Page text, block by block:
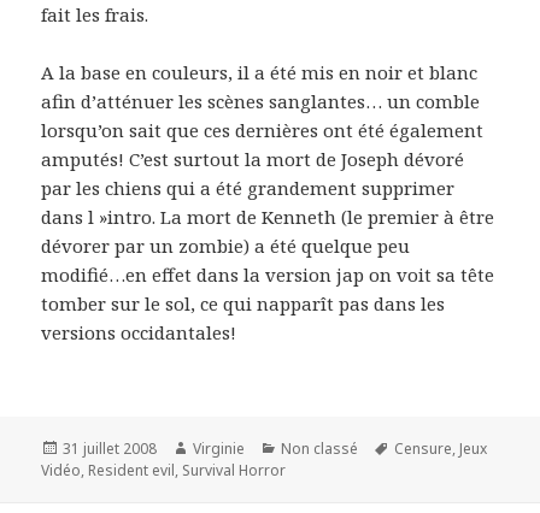
fait les frais.
A la base en couleurs, il a été mis en noir et blanc
afin d’atténuer les scènes sanglantes… un comble
lorsqu’on sait que ces dernières ont été également
amputés! C’est surtout la mort de Joseph dévoré
par les chiens qui a été grandement supprimer
dans l »intro. La mort de Kenneth (le premier à être
dévorer par un zombie) a été quelque peu
modifié…en effet dans la version jap on voit sa tête
tomber sur le sol, ce qui napparît pas dans les
versions occidantales!
Publié
le
31 juillet 2008 Auteur
Virginie Catégories
Non classé
Mots-
Censure, Jeux
Vidéo, Resident evil, Survival Horror